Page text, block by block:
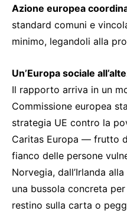
Azione europea
standard comuni e
minimo, legandoli alla
Un’Europa sociale
Il rapporto arriva in un
Commissione europea
strategia UE contro la
Caritas Europa — frutto
fianco delle persone
Norvegia, dall’Irlanda
una bussola concreta
restino sulla carta o